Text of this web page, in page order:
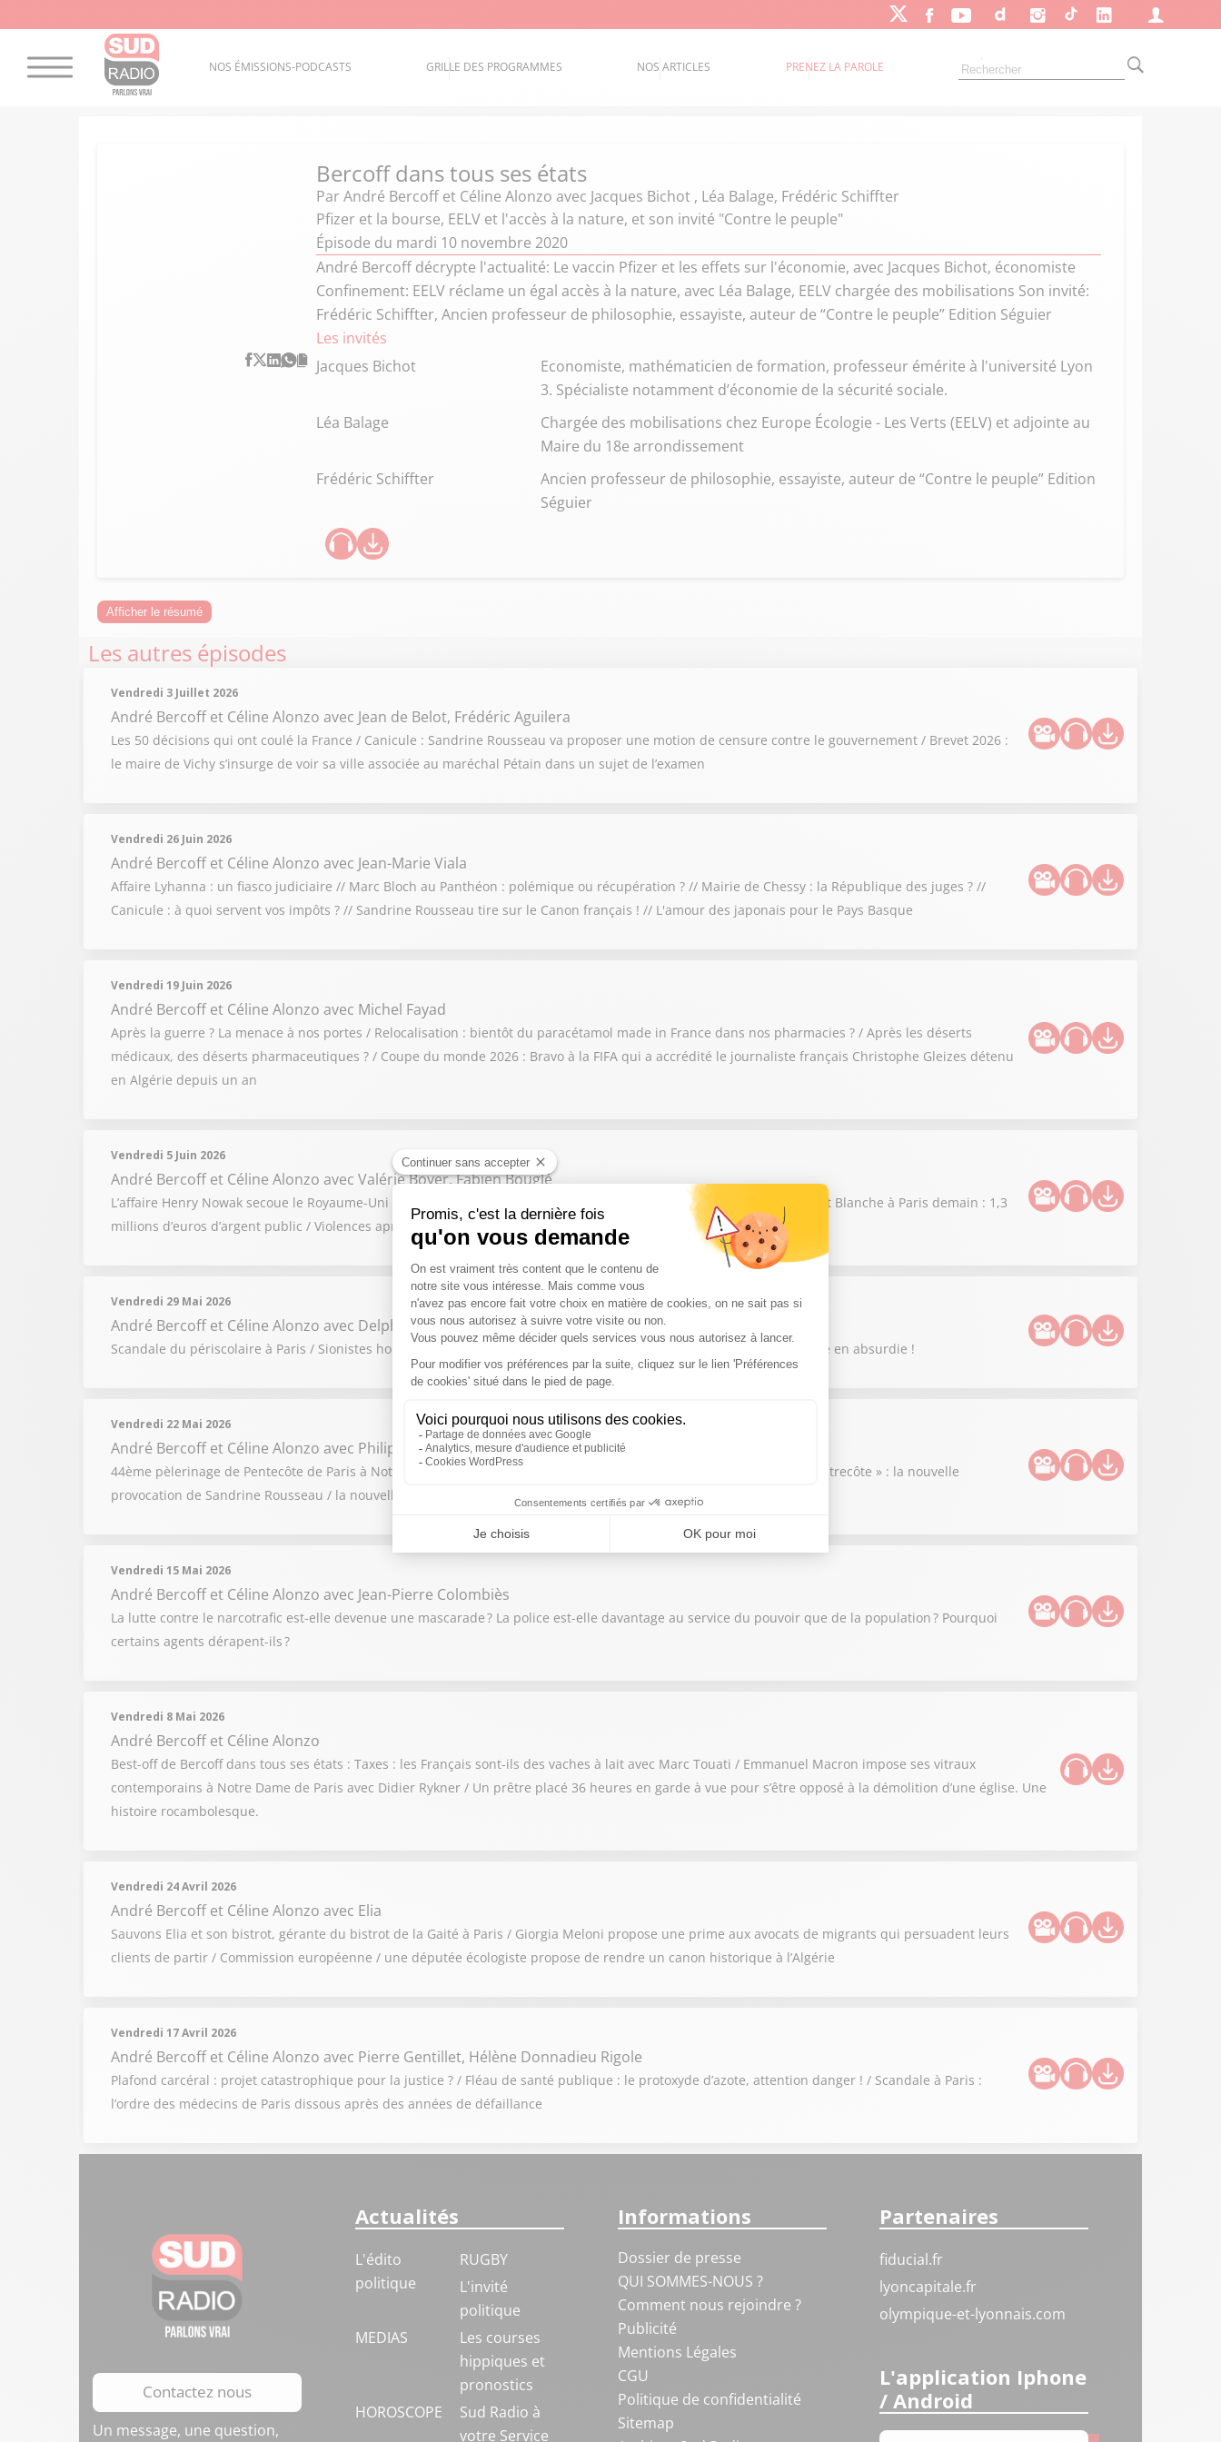
NOS ÉMISSIONS-PODCASTS GRILLE DES PROGRAMMES NOS ARTICLES PRENEZ LA PAROLE
Bercoff dans tous ses états
Par André Bercoff et Céline Alonzo avec Jacques Bichot , Léa Balage, Frédéric Schiffter
Pfizer et la bourse, EELV et l'accès à la nature, et son invité "Contre le peuple"
Épisode du mardi 10 novembre 2020
André Bercoff décrypte l'actualité: Le vaccin Pfizer et les effets sur l'économie, avec Jacques Bichot, économiste
Confinement: EELV réclame un égal accès à la nature, avec Léa Balage, EELV chargée des mobilisations Son invité:
Frédéric Schiffter, Ancien professeur de philosophie, essayiste, auteur de “Contre le peuple” Edition Séguier
Les invités
Jacques Bichot
Economiste, mathématicien de formation, professeur émérite à l'université Lyon
3. Spécialiste notamment d’économie de la sécurité sociale.
Léa Balage
Chargée des mobilisations chez Europe Écologie - Les Verts (EELV) et adjointe au
Maire du 18e arrondissement
Frédéric Schiffter
Ancien professeur de philosophie, essayiste, auteur de “Contre le peuple” Edition
Séguier
Afficher le résumé
Les autres épisodes
Vendredi 3 Juillet 2026
André Bercoff et Céline Alonzo avec Jean de Belot, Frédéric Aguilera
Les 50 décisions qui ont coulé la France / Canicule : Sandrine Rousseau va proposer une motion de censure contre le gouvernement / Brevet 2026 :
le maire de Vichy s’insurge de voir sa ville associée au maréchal Pétain dans un sujet de l’examen
Vendredi 26 Juin 2026
André Bercoff et Céline Alonzo avec Jean-Marie Viala
Affaire Lyhanna : un fiasco judiciaire // Marc Bloch au Panthéon : polémique ou récupération ? // Mairie de Chessy : la République des juges ? //
Canicule : à quoi servent vos impôts ? // Sandrine Rousseau tire sur le Canon français ! // L'amour des japonais pour le Pays Basque
Vendredi 19 Juin 2026
André Bercoff et Céline Alonzo avec Michel Fayad
Après la guerre ? La menace à nos portes / Relocalisation : bientôt du paracétamol made in France dans nos pharmacies ? / Après les déserts
médicaux, des déserts pharmaceutiques ? / Coupe du monde 2026 : Bravo à la FIFA qui a accrédité le journaliste français Christophe Gleizes détenu
en Algérie depuis un an
Vendredi 5 Juin 2026
André Bercoff et Céline Alonzo avec Valérie Boyer, Fabien Bouglé
L’affaire Henry Nowak secoue le Royaume-Uni / Guerre de l’énergie : qui sont les ennemis de l’intérieur ? / 25 ème nuit Blanche à Paris demain : 1,3
millions d’euros d’argent public / Violences après PSG-Arsenal : le vivre ensemble, désormais une utopie ?
Vendredi 29 Mai 2026
André Bercoff et Céline Alonzo avec Delphine Burkli
Scandale du périscolaire à Paris / Sionistes hors de notre ville » : l’affiche de la honte / Présidentielle 2027 : bienvenue en absurdie !
Vendredi 22 Mai 2026
André Bercoff et Céline Alonzo avec Philippe Darantière
44ème pèlerinage de Pentecôte de Paris à Notre-Dame de Chartres du 23 au 25 mai / « Cadavre de vache plutôt qu’entrecôte » : la nouvelle
provocation de Sandrine Rousseau / la nouvelle saillie d'une députée LFI contre le Canon français.
Vendredi 15 Mai 2026
André Bercoff et Céline Alonzo avec Jean-Pierre Colombiès
La lutte contre le narcotrafic est-elle devenue une mascarade ? La police est-elle davantage au service du pouvoir que de la population ? Pourquoi
certains agents dérapent-ils ?
Vendredi 8 Mai 2026
André Bercoff et Céline Alonzo
Best-off de Bercoff dans tous ses états : Taxes : les Français sont-ils des vaches à lait avec Marc Touati / Emmanuel Macron impose ses vitraux
contemporains à Notre Dame de Paris avec Didier Rykner / Un prêtre placé 36 heures en garde à vue pour s’être opposé à la démolition d’une église. Une
histoire rocambolesque.
Vendredi 24 Avril 2026
André Bercoff et Céline Alonzo avec Elia
Sauvons Elia et son bistrot, gérante du bistrot de la Gaité à Paris / Giorgia Meloni propose une prime aux avocats de migrants qui persuadent leurs
clients de partir / Commission européenne / une députée écologiste propose de rendre un canon historique à l’Algérie
Vendredi 17 Avril 2026
André Bercoff et Céline Alonzo avec Pierre Gentillet, Hélène Donnadieu Rigole
Plafond carcéral : projet catastrophique pour la justice ? / Fléau de santé publique : le protoxyde d’azote, attention danger ! / Scandale à Paris :
l’ordre des médecins de Paris dissous après des années de défaillance
Contactez nous
Un message, une question,
Actualités
L'édito
politique
RUGBY
L'invité
politique
MEDIAS
Les courses
hippiques et
pronostics
HOROSCOPE
Sud Radio à
votre Service
Informations
Dossier de presse
QUI SOMMES-NOUS ?
Comment nous rejoindre ?
Publicité
Mentions Légales
CGU
Politique de confidentialité
Sitemap
Partenaires
fiducial.fr
lyoncapitale.fr
olympique-et-lyonnais.com
L'application Iphone
/ Android